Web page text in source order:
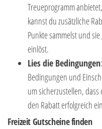
Treueprogramm
kannst du zusätzliche
Punkte sammelst und
einlöst.
Lies die Bedingungen
Bedingungen und
um sicherzustellen,
den Rabatt erfolgreich
Freizeit Gutscheine finden